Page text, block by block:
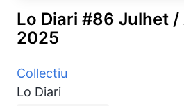
Lo Diari #86 Julhet
2025
Collectiu
Lo Diari